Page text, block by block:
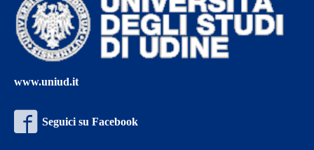
www.uniud.it
Seguici su Facebook